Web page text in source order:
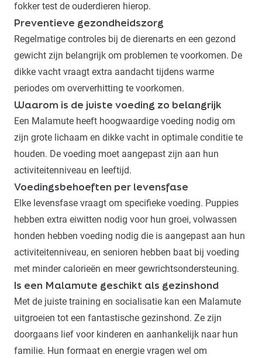
fokker test de ouderdieren hierop.
Preventieve gezondheidszorg
Regelmatige controles bij de dierenarts en een gezond
gewicht zijn belangrijk om problemen te voorkomen. De
dikke vacht vraagt extra aandacht tijdens warme
periodes om oververhitting te voorkomen.
Waarom is de juiste voeding zo belangrijk
Een Malamute heeft hoogwaardige voeding nodig om
zijn grote lichaam en dikke vacht in optimale conditie te
houden. De voeding moet aangepast zijn aan hun
activiteitenniveau en leeftijd.
Voedingsbehoeften per levensfase
Elke levensfase vraagt om specifieke voeding. Puppies
hebben extra eiwitten nodig voor hun groei, volwassen
honden hebben voeding nodig die is aangepast aan hun
activiteitenniveau, en senioren hebben baat bij voeding
met minder calorieën en meer gewrichtsondersteuning.
Is een Malamute geschikt als gezinshond
Met de juiste training en socialisatie kan een Malamute
uitgroeien tot een fantastische gezinshond. Ze zijn
doorgaans lief voor kinderen en aanhankelijk naar hun
familie. Hun formaat en energie vragen wel om